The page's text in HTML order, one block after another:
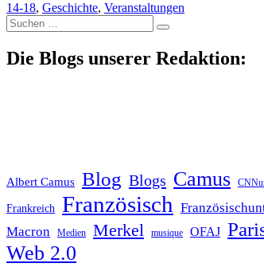
14-18, Geschichte, Veranstaltungen
Suche
nach:
Die Blogs unserer Redaktion:
Albert Camus Blog Blogs Camus
Frankreich Französisch
Macron Medien Merkel musique OFAJ
Web 2.0